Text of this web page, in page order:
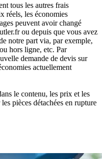
tous les autres frais
réels, les économies
peuvent avoir changé
ou depuis que vous avez
notre part via, par exemple,
hors ligne, etc. Par
demande de devis sur
actuellement
le contenu, les prix et les
pièces détachées en rupture